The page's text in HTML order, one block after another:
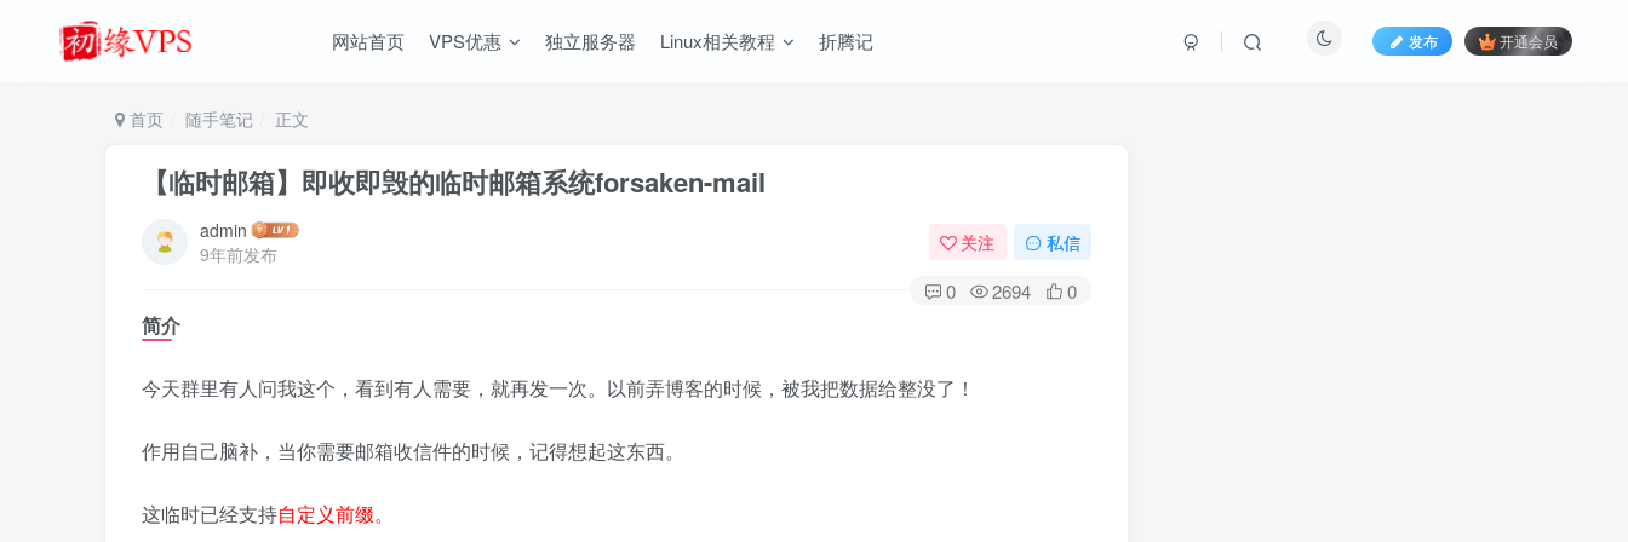
网站首页 VPS优惠 独立服务器 Linux相关教程 折腾记 发布 开通会员
首页 随手笔记 正文
【临时邮箱】即收即毁的临时邮箱系统forsaken-mail
admin
9年前发布
关注 私信
0 2694 0
简介
今天群里有人问我这个，看到有人需要，就再发一次。以前弄博客的时候，被我把数据给整没了！
作用自己脑补，当你需要邮箱收信件的时候，记得想起这东西。
这临时已经支持自定义前缀。